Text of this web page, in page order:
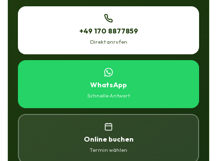
+49 170 8877859
Direkt anrufen
WhatsApp
Schnelle Antwort
Online buchen
Termin wählen